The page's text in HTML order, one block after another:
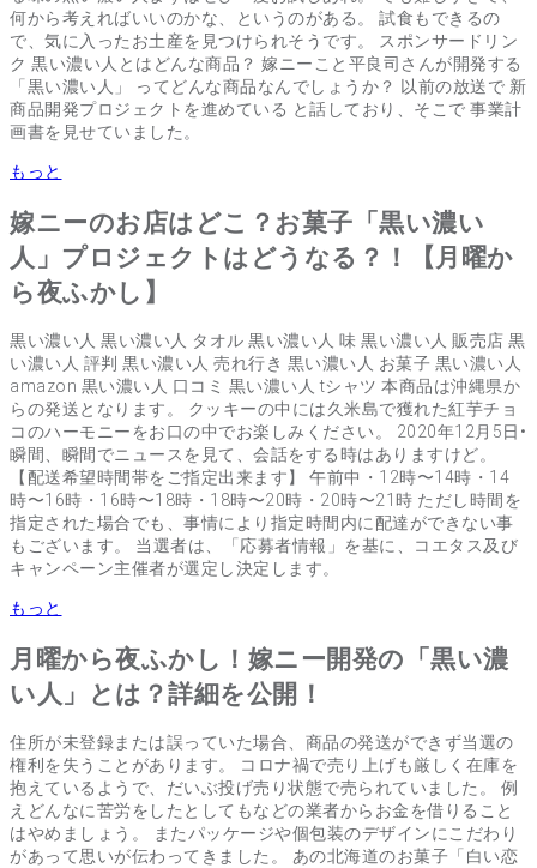
何から考えればいいのかな、というのがある。 試食もできるの
で、気に入ったお土産を見つけられそうです。 スポンサードリン
ク 黒い濃い人とはどんな商品？ 嫁ニーこと平良司さんが開発する
「黒い濃い人」 ってどんな商品なんでしょうか？ 以前の放送で 新
商品開発プロジェクトを進めている と話しており、そこで 事業計
画書を見せていました。
もっと
嫁ニーのお店はどこ？お菓子「黒い濃い
人」プロジェクトはどうなる？！【月曜か
ら夜ふかし】
黒い濃い人 黒い濃い人 タオル 黒い濃い人 味 黒い濃い人 販売店 黒
い濃い人 評判 黒い濃い人 売れ行き 黒い濃い人 お菓子 黒い濃い人
amazon 黒い濃い人 口コミ 黒い濃い人 tシャツ 本商品は沖縄県か
らの発送となります。 クッキーの中には久米島で獲れた紅芋チョ
コのハーモニーをお口の中でお楽しみください。 2020年12月5日•
瞬間、瞬間でニュースを見て、会話をする時はありますけど。
【配送希望時間帯をご指定出来ます】 午前中・12時〜14時・14
時〜16時・16時〜18時・18時〜20時・20時〜21時 ただし時間を
指定された場合でも、事情により指定時間内に配達ができない事
もございます。 当選者は、「応募者情報」を基に、コエタス及び
キャンペーン主催者が選定し決定します。
もっと
月曜から夜ふかし！嫁ニー開発の「黒い濃
い人」とは？詳細を公開！
住所が未登録または誤っていた場合、商品の発送ができず当選の
権利を失うことがあります。 コロナ禍で売り上げも厳しく在庫を
抱えているようで、だいぶ投げ売り状態で売られていました。 例
えどんなに苦労をしたとしてもなどの業者からお金を借りること
はやめましょう。 またパッケージや個包装のデザインにこだわり
があって思いが伝わってきました。 あの北海道のお菓子「白い恋